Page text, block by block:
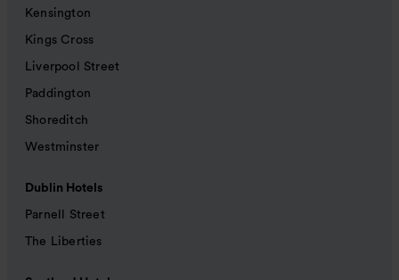
Kensington
Kings Cross
Liverpool Street
Paddington
Shoreditch
Westminster
Dublin Hotels
Parnell Street
The Liberties